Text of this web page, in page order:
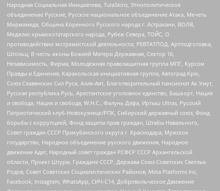
Народная Социальная Инициатива, TulaSkins, Этнополитическое
объединение Русские, Русское национальное объединение Атака, Мечеть
Мирмамеда, Община Коренного Русского народа г. Астрахани, ВОЛЯ,
Меджлис крымскотатарского народа, Рубеж Севера, ТОЙС, О
противодействии экстремистской деятельности, РЕВТАТПОД, Артподготовка,
Штольц, В честь иконы Божией Матери Державная, Сектор 16,
Независимость, Фирма, Молодежная правозащитная группа МПГ, Курсом
Правды и Единения, Каракольская инициативная группа, Автоград Крю,
Союз Славянских Сил Руси, Алля-Аят, Благотворительный пансионат Ак Умут,
Русская республика Русь, Арестантское уголовное единство, Башкорт, Нация
и свобода, Нация и свобода, W.H.С., Фалунь Дафа, Иртыш Ultras, Русский
Патриотический клуб-Новокузнецк/РПК, Сибирский державный союз, Фонд
борьбы с коррупцией, Фонд защиты прав граждан, Штабы Навального,
Совет граждан СССР Прикубанского округа г. Краснодара, Мужское
государство, Народное объединение русского движения, Народное
движение Адат, Народный совет граждан РСФСР СССР Архангельской
области, Проект Штурм, Граждане СССР, Держава Союз Советских Светлых
Родов, Совет Советских Социалистических Районов, Meta Platforms Inc,
Facebook, Instagram, WhatsApp, СИЧ-С14, Добровольческое Движение